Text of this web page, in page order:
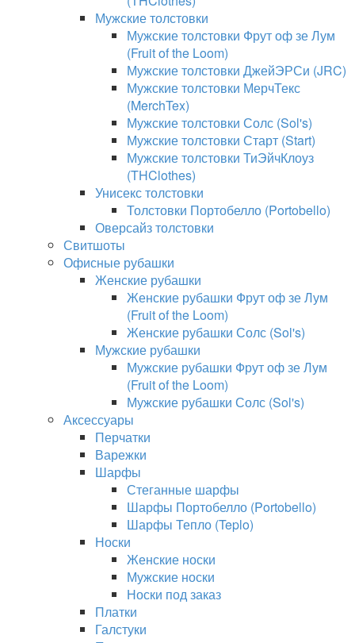
Мужские толстовки
Мужские толстовки Фрут оф зе Лум
(Fruit of the Loom)
Мужские толстовки ДжейЭРСи (JRC)
Мужские толстовки МерчТекс
(MerchTex)
Мужские толстовки Солс (Sol's)
Мужские толстовки Старт (Start)
Мужские толстовки ТиЭйчКлоуз
(THClothes)
Унисекс толстовки
Толстовки Портобелло (Portobello)
Оверсайз толстовки
Свитшоты
Офисные рубашки
Женские рубашки
Женские рубашки Фрут оф зе Лум
(Fruit of the Loom)
Женские рубашки Солс (Sol's)
Мужские рубашки
Мужские рубашки Фрут оф зе Лум
(Fruit of the Loom)
Мужские рубашки Солс (Sol's)
Аксессуары
Перчатки
Варежки
Шарфы
Стеганные шарфы
Шарфы Портобелло (Portobello)
Шарфы Тепло (Teplo)
Носки
Женские носки
Мужские носки
Носки под заказ
Платки
Галстуки